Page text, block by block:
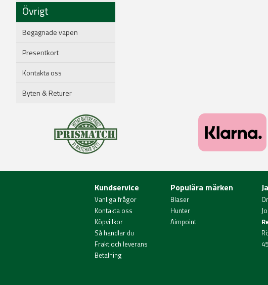
Övrigt
Begagnade vapen
Presentkort
Kontakta oss
Byten & Returer
Kundservice
Vanliga frågor
Kontakta oss
Köpvillkor
Så handlar du
Frakt och leverans
Betalning
Populära märken
Blaser
Hunter
Aimpoint